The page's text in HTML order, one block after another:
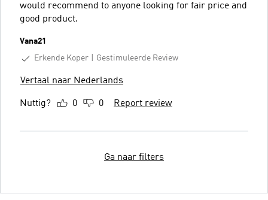
would recommend to anyone looking for fair price and
good product.
Vana21
Erkende Koper
Gestimuleerde Review
Vertaal naar Nederlands
Nuttig? 0 0 Report review
Ga naar filters